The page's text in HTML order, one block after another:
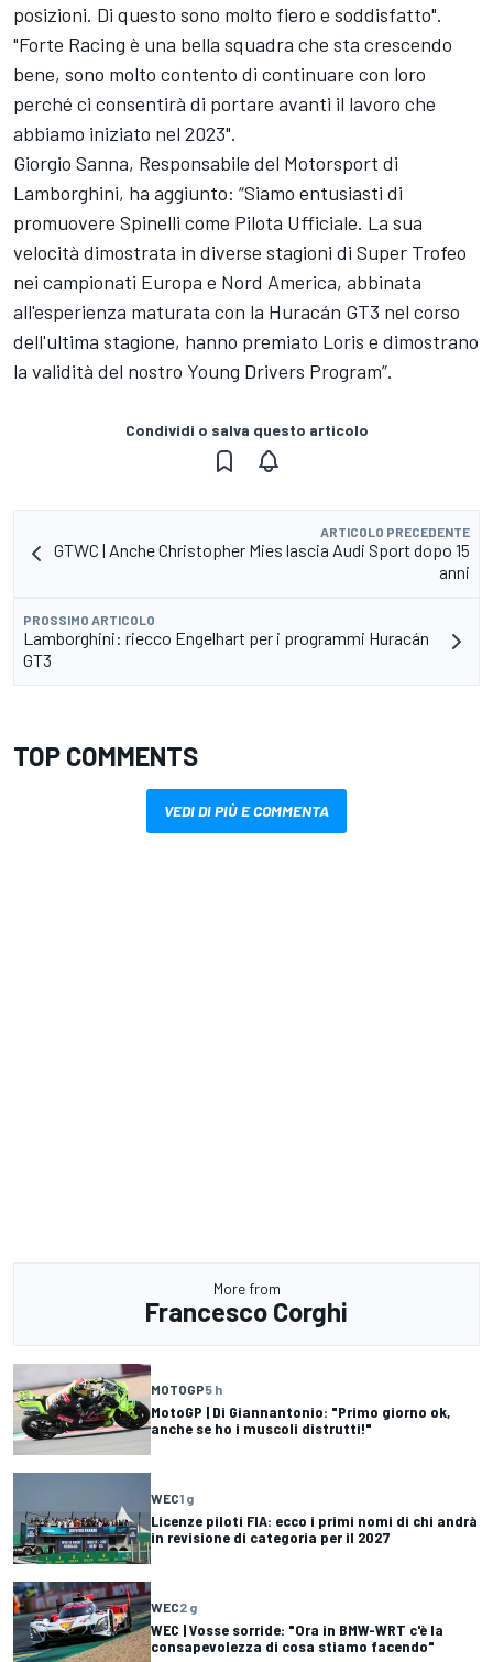
posizioni. Di questo sono molto fiero e soddisfatto".
"Forte Racing è una bella squadra che sta crescendo
bene, sono molto contento di continuare con loro
perché ci consentirà di portare avanti il lavoro che
abbiamo iniziato nel 2023".
Giorgio Sanna, Responsabile del Motorsport di
Lamborghini, ha aggiunto: “Siamo entusiasti di
promuovere Spinelli come Pilota Ufficiale. La sua
velocità dimostrata in diverse stagioni di Super Trofeo
nei campionati Europa e Nord America, abbinata
all'esperienza maturata con la Huracán GT3 nel corso
dell'ultima stagione, hanno premiato Loris e dimostrano
la validità del nostro Young Drivers Program”.
Condividi o salva questo articolo
ARTICOLO PRECEDENTE
GTWC | Anche Christopher Mies lascia Audi Sport dopo 15
anni
PROSSIMO ARTICOLO
Lamborghini: riecco Engelhart per i programmi Huracán
GT3
TOP COMMENTS
VEDI DI PIÙ E COMMENTA
More from
Francesco Corghi
MOTOGP5 h
MotoGP | Di Giannantonio: "Primo giorno ok,
anche se ho i muscoli distrutti!"
WEC1 g
Licenze piloti FIA: ecco i primi nomi di chi andrà
in revisione di categoria per il 2027
WEC2 g
WEC | Vosse sorride: "Ora in BMW-WRT c'è la
consapevolezza di cosa stiamo facendo"